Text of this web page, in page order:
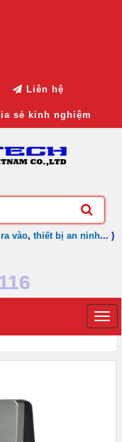
Liên hệ
sẻ kinh nghiệm
vào, thiết bị an ninh... )